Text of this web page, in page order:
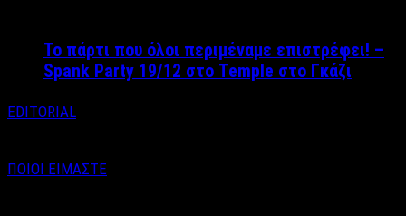
Το πάρτι που όλοι περιμέναμε επιστρέφει! –
Spank Party 19/12 στο Temple στο Γκάζι
EDITORIAL
ΠΟΙΟΙ ΕΙΜΑΣΤΕ